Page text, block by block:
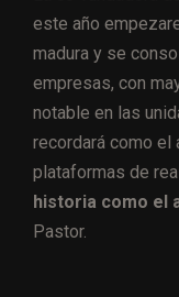
este año
madura y se
empresas, con
notable en las
recordará como el
plataformas de
historia como el
Pastor.